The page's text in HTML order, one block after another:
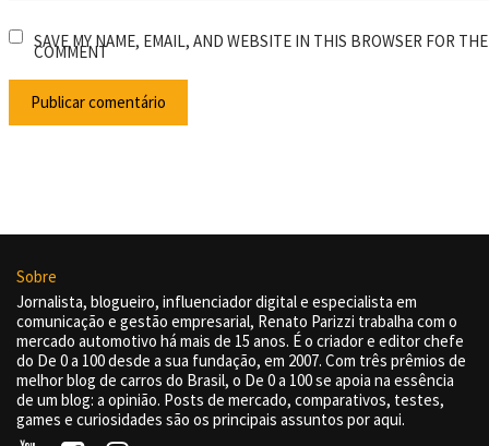
SAVE MY NAME, EMAIL, AND WEBSITE IN THIS BROWSER FOR
COMMENT
Sobre
Jornalista, blogueiro, influenciador digital e especialista em
comunicação e gestão empresarial, Renato Parizzi trabalha com o
mercado automotivo há mais de 15 anos. É o criador e editor chefe
do De 0 a 100 desde a sua fundação, em 2007. Com três prêmios de
melhor blog de carros do Brasil, o De 0 a 100 se apoia na essência
de um blog: a opinião. Posts de mercado, comparativos, testes,
games e curiosidades são os principais assuntos por aqui.